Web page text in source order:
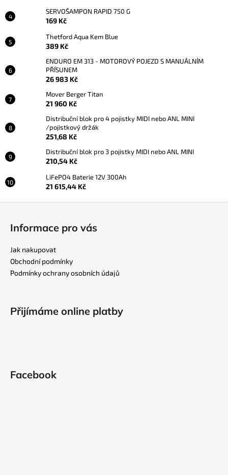
SERVOŠAMPON RAPID 750 G
169 Kč
Thetford Aqua Kem Blue
389 Kč
ENDURO EM 313 - MOTOROVÝ POJEZD S MANUÁLNÍM
PŘÍSUNEM
26 983 Kč
Mover Berger Titan
21 960 Kč
Distribuční blok pro 4 pojistky MIDI nebo ANL MINI
/pojistkový držák
251,68 Kč
Distribuční blok pro 3 pojistky MIDI nebo ANL MINI
210,54 Kč
LiFePO4 Baterie 12V 300Ah
21 615,44 Kč
Informace pro vás
Jak nakupovat
Obchodní podmínky
Podmínky ochrany osobních údajů
Přijímáme online platby
Facebook